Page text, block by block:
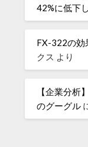
42%に低下
FX-322の効
クス
より
【企業分析
のグーグル